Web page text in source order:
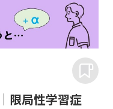
限局性学習症